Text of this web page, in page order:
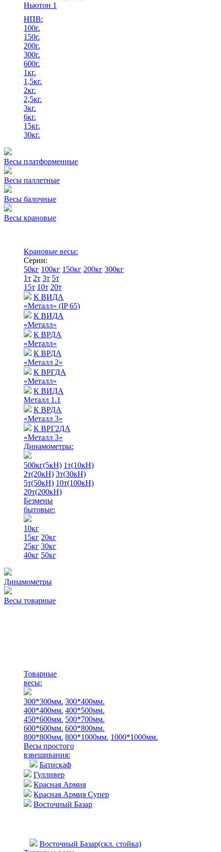
Ньютон 1
НПВ:
100г.
150г.
200г.
300г.
600г.
1кг.
1,5кг.
2кг.
2,5кг.
3кг.
6кг.
15кг.
30кг.
Весы платформенные
Весы паллетные
Весы балочные
Весы крановые
Крановые весы:
Серии:
50кг 100кг 150кг 200кг 300кг
1т 2т 3т 5т
15т 10т 20т
К ВИДА
«Металл» (IP 65)
К ВИДА
«Металл»
К ВРДА
«Металл»
К ВРДА
«Металл 2»
К ВРГДА
«Металл»
К ВИДА
Металл 1.1
К ВРДА
«Металл 3»
К ВРГ2ДА
«Металл 3»
Динамометры:
500кг(5кН) 1т(10кН)
2т(20кН) 3т(30кН)
5т(50кН) 10т(100кН)
20т(200кН)
Безмены
бытовые:
10кг
15кг 20кг
25кг 30кг
40кг 50кг
Динамометры
Весы товарные
Товарные
весы:
300*300мм. 300*400мм.
400*400мм. 400*500мм.
450*600мм. 500*700мм.
600*600мм. 600*800мм.
800*800мм. 800*1000мм. 1000*1000мм.
Весы простого
взвешивания:
Батискаф
Гулливер
Красная Армия
Красная Армия Супер
Восточный Базар
Восточный Базар(скл. стойка)